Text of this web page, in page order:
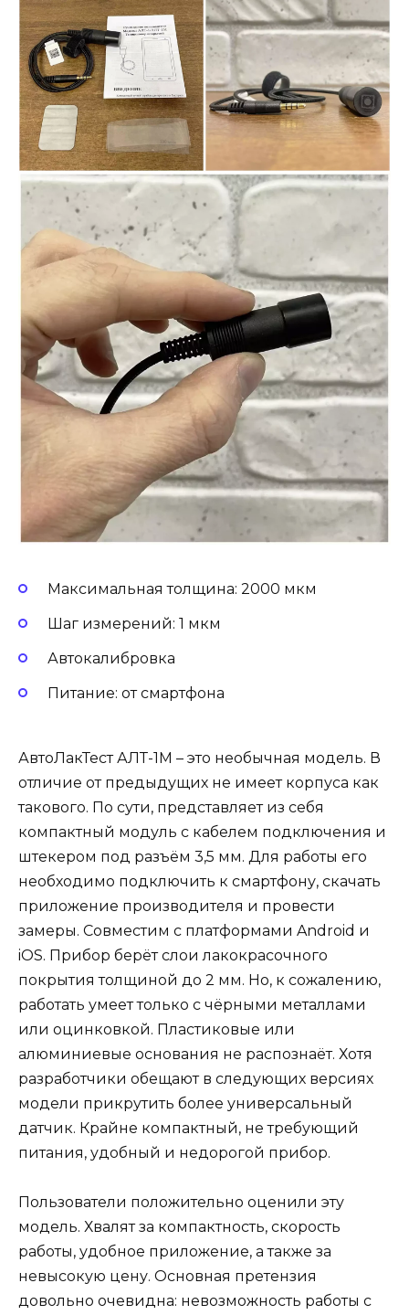
Максимальная толщина: 2000 мкм
Шаг измерений: 1 мкм
Автокалибровка
Питание: от смартфона
АвтоЛакТест АЛТ-1М – это необычная модель. В
отличие от предыдущих не имеет корпуса как
такового. По сути, представляет из себя
компактный модуль с кабелем подключения и
штекером под разъём 3,5 мм. Для работы его
необходимо подключить к смартфону, скачать
приложение производителя и провести
замеры. Совместим с платформами Android и
iOS. Прибор берёт слои лакокрасочного
покрытия толщиной до 2 мм. Но, к сожалению,
работать умеет только с чёрными металлами
или оцинковкой. Пластиковые или
алюминиевые основания не распознаёт. Хотя
разработчики обещают в следующих версиях
модели прикрутить более универсальный
датчик. Крайне компактный, не требующий
питания, удобный и недорогой прибор.
Пользователи положительно оценили эту
модель. Хвалят за компактность, скорость
работы, удобное приложение, а также за
невысокую цену. Основная претензия
довольно очевидна: невозможность работы с